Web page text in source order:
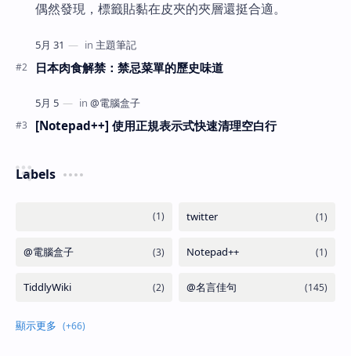
偶然發現，標籤貼黏在皮夾的夾層還挺合適。
日本肉食解禁：禁忌菜單的歷史味道
[Notepad++] 使用正規表示式快速清理空白行
Labels